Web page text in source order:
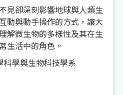
見卻深刻影響地球與人類生
動與動手操作的方式，讓大
解微生物的多樣性及其在生
生活中的角色。
學與生物科技學系